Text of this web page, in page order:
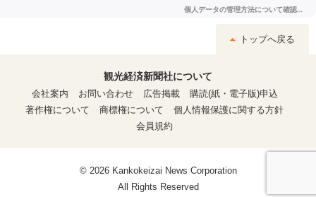
トップへ戻る
観光経済新聞社について
会社案内
お問い合わせ 広告掲載
購読(紙・電子版)申込
著作権について
商標権について
個人情報保護に関する方針
会員規約
© 2026 Kankokeizai News Corporation
All Rights Reserved